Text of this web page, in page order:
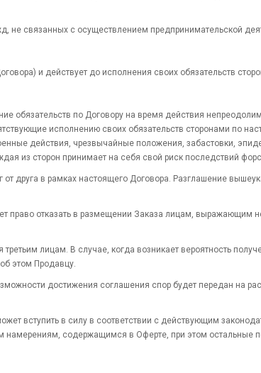
не связанных с осуществлением предпринимательской
и действует до исполнения своих обязательств
обязательств по Договору на время действия
исполнению своих обязательств сторонами по
действия, чрезвычайные положения, забастовки,
из сторон принимает на себя свой риск последствий
друга в рамках настоящего Договора. Разглашение
право отказать в размещении Заказа лицам, выражающим
лицам. В случае, когда возникает вероятность
этом Продавцу.
достижения соглашения спор будет передан на
вступить в силу в соответствии с действующим
содержащимся в Оферте, при этом остальные